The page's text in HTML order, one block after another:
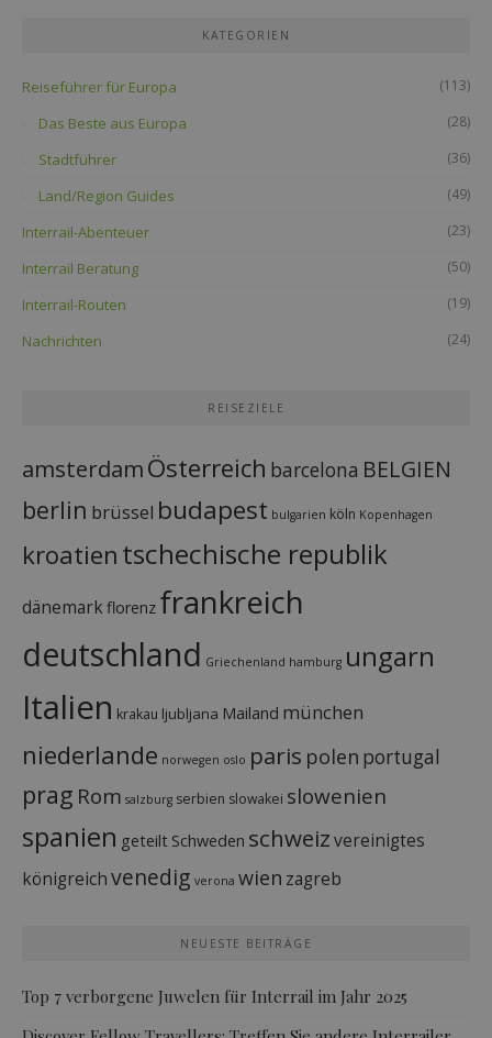
KATEGORIEN
Reiseführer für Europa (113)
Das Beste aus Europa (28)
Stadtführer (36)
Land/Region Guides (49)
Interrail-Abenteuer (23)
Interrail Beratung (50)
Interrail-Routen (19)
Nachrichten (24)
REISEZIELE
amsterdamÖsterreich barcelona BELGIEN
berlin brüssel budapest bulgarien köln Kopenhagen
kroatien tschechische republik
dänemark florenz frankreich
deutschland Griechenland hamburg ungarn
Italien krakau ljubljana Mailand münchen
niederlande norwegen oslo paris polen portugal
prag Rom salzburg serbien slowakei slowenien
spanien geteilt Schweden schweizvereinigtes
königreichvenedig verona wien zagreb
NEUESTE BEITRÄGE
Top 7 verborgene Juwelen für Interrail im Jahr 2025